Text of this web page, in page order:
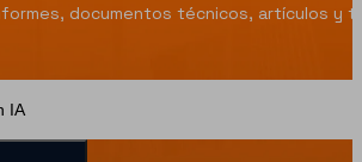
documentos técnicos, artículos y